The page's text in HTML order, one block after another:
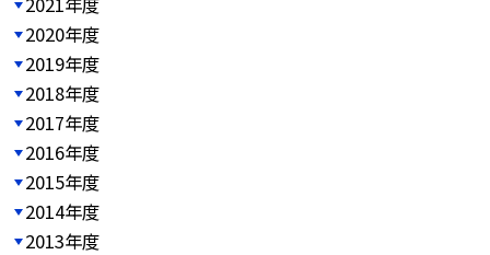
2020年度
2019年度
2018年度
2017年度
2016年度
2015年度
2014年度
2013年度